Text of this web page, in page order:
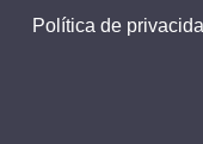
Política de